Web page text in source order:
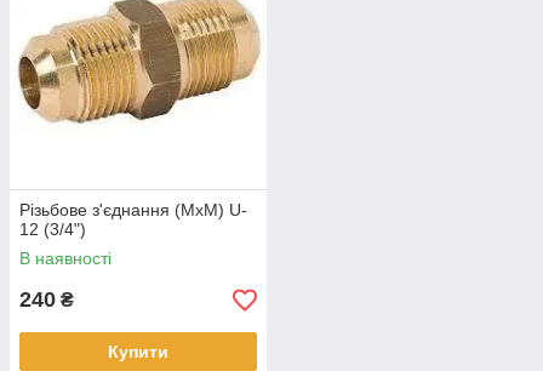
Різьбове з'єднання (МхМ) U-
12 (3/4")
В наявності
240 ₴
Купити